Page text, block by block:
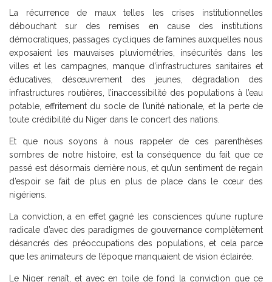
La récurrence de maux telles les crises institutionnelles
débouchant sur des remises en cause des institutions
démocratiques, passages cycliques de famines auxquelles nous
exposaient les mauvaises pluviométries, insécurités dans les
villes et les campagnes, manque d’infrastructures sanitaires et
éducatives, désœuvrement des jeunes, dégradation des
infrastructures routières, l’inaccessibilité des populations à l’eau
potable, effritement du socle de l’unité nationale, et la perte de
toute crédibilité du Niger dans le concert des nations.
Et que nous soyons à nous rappeler de ces parenthèses
sombres de notre histoire, est la conséquence du fait que ce
passé est désormais derrière nous, et qu’un sentiment de regain
d’espoir se fait de plus en plus de place dans le cœur des
nigériens.
La conviction, a en effet gagné les consciences qu’une rupture
radicale d’avec des paradigmes de gouvernance complètement
désancrés des préoccupations des populations, et cela parce
que les animateurs de l’époque manquaient de vision éclairée.
Le Niger renaît, et avec en toile de fond la conviction que ce